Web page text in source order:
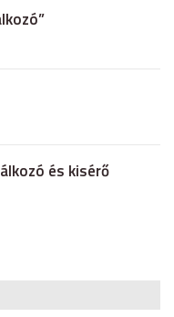
és kisérő